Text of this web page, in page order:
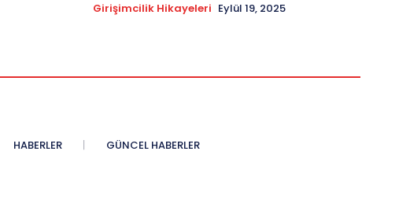
Girişimcilik Hikayeleri Eylül 19, 2025
HABERLER GÜNCEL HABERLER